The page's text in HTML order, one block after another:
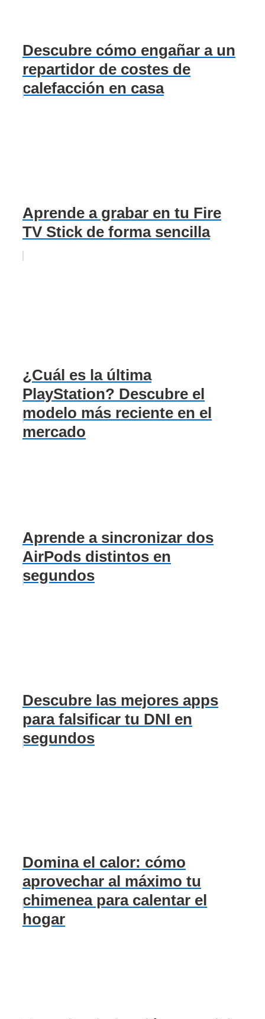
Descubre cómo engañar a un
repartidor de costes de
calefacción en casa
Aprende a grabar en tu Fire
TV Stick de forma sencilla
¿Cuál es la última
PlayStation? Descubre el
modelo más reciente en el
mercado
Aprende a sincronizar dos
AirPods distintos en
segundos
Descubre las mejores apps
para falsificar tu DNI en
segundos
Domina el calor: cómo
aprovechar al máximo tu
chimenea para calentar el
hogar